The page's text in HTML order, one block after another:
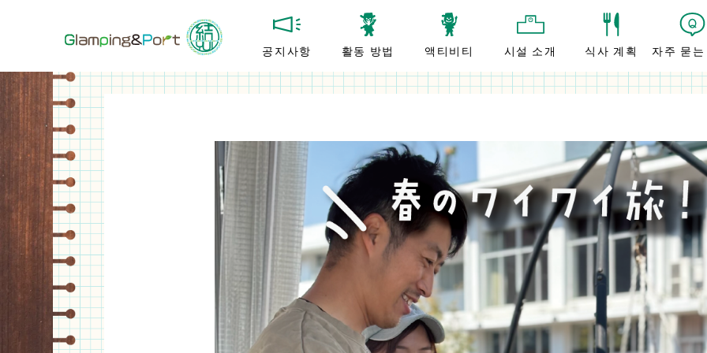
공지사항 활동 방법 액티비티 시설 소개 식사 계획 자주 묻